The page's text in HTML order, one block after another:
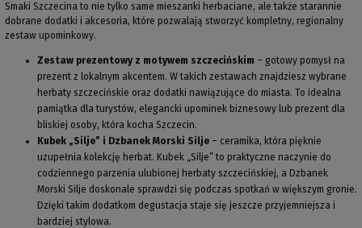
Smaki Szczecina to nie tylko same mieszanki herbaciane, ale także starannie
dobrane dodatki i akcesoria, które pozwalają stworzyć kompletny, regionalny
zestaw upominkowy.
Zestaw prezentowy z motywem szczecińskim – gotowy pomysł na
prezent z lokalnym akcentem. W takich zestawach znajdziesz wybrane
herbaty szczecińskie oraz dodatki nawiązujące do miasta. To idealna
pamiątka dla turystów, elegancki upominek biznesowy lub prezent dla
bliskiej osoby, która kocha Szczecin.
Kubek „Silje” i Dzbanek Morski Silje – ceramika, która pięknie
uzupełnia kolekcję herbat. Kubek „Silje” to praktyczne naczynie do
codziennego parzenia ulubionej herbaty szczecińskiej, a Dzbanek
Morski Silje doskonale sprawdzi się podczas spotkań w większym gronie.
Dzięki takim dodatkom degustacja staje się jeszcze przyjemniejsza i
bardziej stylowa.